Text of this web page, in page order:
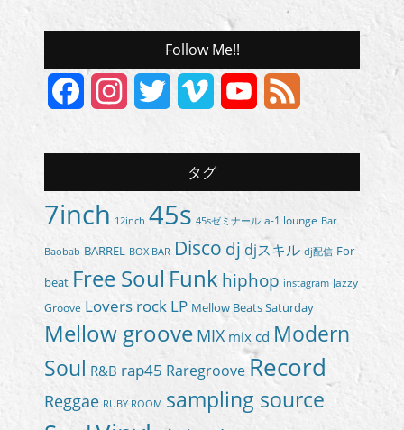
Follow Me!!
FacebookInstagram
Twitter Vimeo
YouTube
タグ
7inch 12inch 45s 45sゼミナール a-1 lounge Bar
Baobab BARREL BOX BAR Disco dj djスキル dj配信 For
beat Free SoulFunk hiphop instagram Jazzy
Groove Lovers rock LP Mellow Beats Saturday
Mellow groove MIX mix cd Modern
Soul R&B rap45 Raregroove Record
Reggae RUBY ROOM sampling source